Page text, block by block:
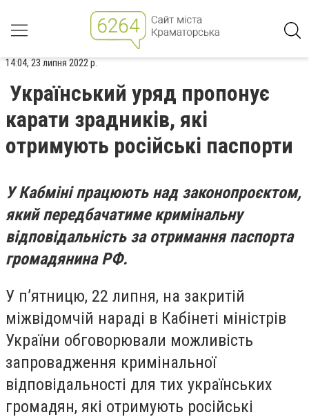
14:04, 23 липня 2022 р.
Український уряд пропонує
карати зрадників, які
отримують російські паспорти
У Кабміні працюють над законопроєктом,
який передбачатиме кримінальну
відповідальність за отримання паспорта
громадянина РФ.
У п’ятницю, 22 липня, на закритій
міжвідомчій нараді в Кабінеті міністрів
України обговорювали можливість
запровадження кримінальної
відповідальності для тих українських
громадян, які отримують російські